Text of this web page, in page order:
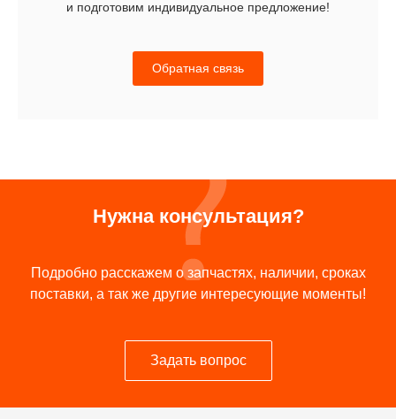
и подготовим индивидуальное предложение!
Обратная связь
Нужна консультация?
Подробно расскажем о запчастях, наличии, сроках
поставки, а так же другие интересующие моменты!
Задать вопрос